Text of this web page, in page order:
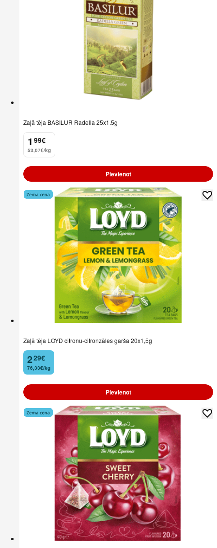
Zaļā tēja BASILUR Radella 25x1.5g
1
. 99€
53,07€/kg
Pievienot
Zaļā tēja LOYD citronu-citronzāles garša 20x1,5g
2
. 29€
76,33€/kg
Pievienot